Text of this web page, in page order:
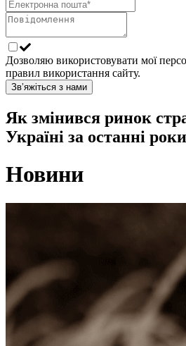
Дозволяю використовувати мої
правил використання сайту.
Зв’яжіться з нами
Як змінився ринок
Україні за останні
Новини